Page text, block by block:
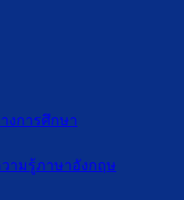
งการศึกษา
ามรู้ภาษาอังกฤษ